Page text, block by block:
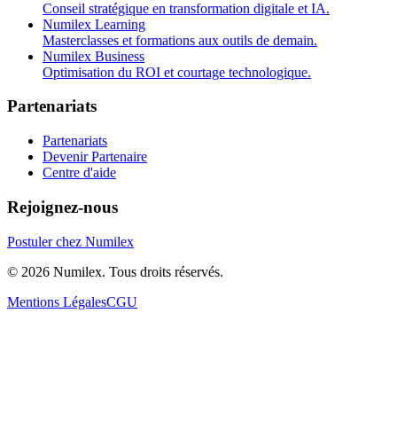
Conseil stratégique en transformation digitale et IA.
Numilex Learning
Masterclasses et formations aux outils de demain.
Numilex Business
Optimisation du ROI et courtage technologique.
Partenariats
Partenariats
Devenir Partenaire
Centre d'aide
Rejoignez-nous
Postuler chez Numilex
© 2026 Numilex. Tous droits réservés.
Mentions LégalesCGU